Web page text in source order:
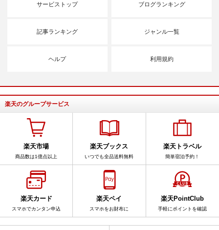
サービストップ ブログランキング
記事ランキング ジャンル一覧
ヘルプ 利用規約
楽天のグループサービス
楽天市場
商品数は1億点以上
楽天ブックス
いつでも全品送料無料
楽天トラベル
簡単宿泊予約！
楽天カード
スマホでカンタン申込
楽天ペイ
スマホをお財布に
楽天PointClub
手軽にポイントを確認